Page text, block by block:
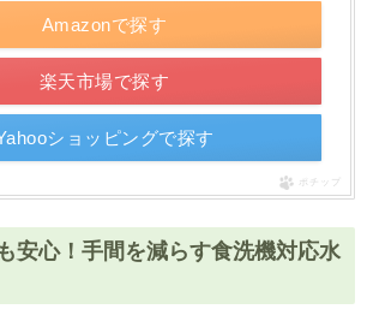
Amazonで探す
楽天市場で探す
ショッピングで探す
ポチップ
安心！手間を減らす食洗機対応水